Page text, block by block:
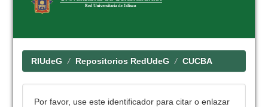
RIUdeG Repositorios RedUdeG CUCBA
Por favor, use este identificador para citar o enlazar